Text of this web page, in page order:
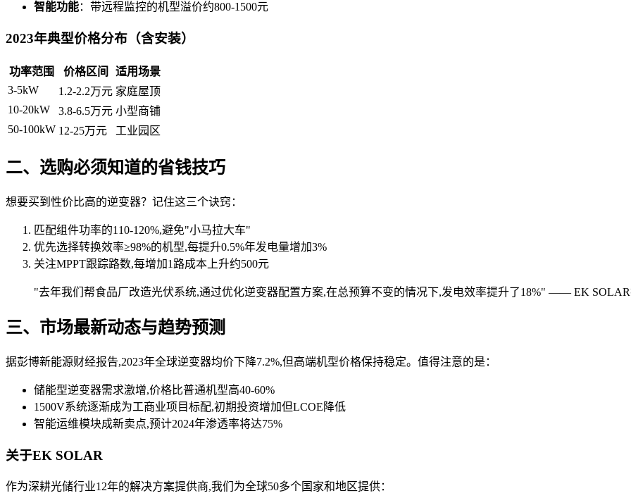
智能功能：带远程监控的机型溢价约800-1500元
2023年典型价格分布（含安装）
功率范围 价格区间
适用场景
3-5kW
1.2-2.2万元 家庭屋顶
10-20kW
3.8-6.5万元 小型商铺
50-100kW 12-25万元 工业园区
二、选购必须知道的省钱技巧
想要买到性价比高的逆变器？记住这三个诀窍：
匹配组件功率的110-120%,避免"小马拉大车"
优先选择转换效率≥98%的机型,每提升0.5%年发电量增加3%
关注MPPT跟踪路数,每增加1路成本上升约500元
"去年我们帮食品厂改造光伏系统,通过优化逆变器配置方案,在总预算不变的情况下,发电效率提升了18%" —— EK
三、市场最新动态与趋势预测
据彭博新能源财经报告,2023年全球逆变器均价下降7.2%,但高端机型价格保持稳定。值得注意的是：
储能型逆变器需求激增,价格比普通机型高40-60%
1500V系统逐渐成为工商业项目标配,初期投资增加但LCOE降低
智能运维模块成新卖点,预计2024年渗透率将达75%
关于EK SOLAR
作为深耕光储行业12年的解决方案提供商,我们为全球50多个国家和地区提供：